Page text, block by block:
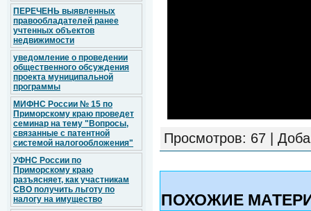
ПЕРЕЧЕНЬ выявленных
правообладателей ранее
учтенных объектов
недвижимости
уведомление о проведении
общественного обсуждения
проекта муниципальной
программы
МИФНС России № 15 по
Приморскому краю проведет
семинар на тему "Вопросы,
связанные с патентной
системой налогообложения"
УФНС России по
Приморскому краю
разъясняет, как участникам
СВО получить льготу по
налогу на имущество
Просмотров: 67 |
ПОХОЖИЕ